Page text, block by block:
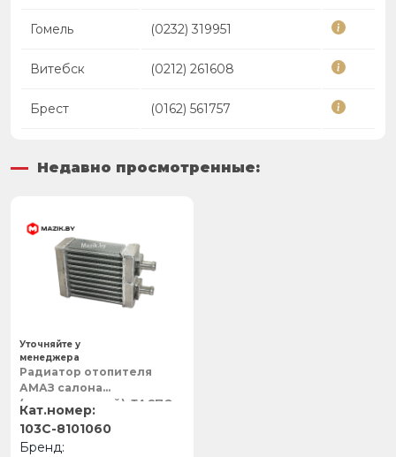
Гомель (0232) 319951
Витебск (0212) 261608
Брест (0162) 561757
Недавно просмотренные:
Радиатор отопителя
АМАЗ салона
(аллюминиевый), ТАСПО-
103С-8101060
Уточняйте у
менеджера